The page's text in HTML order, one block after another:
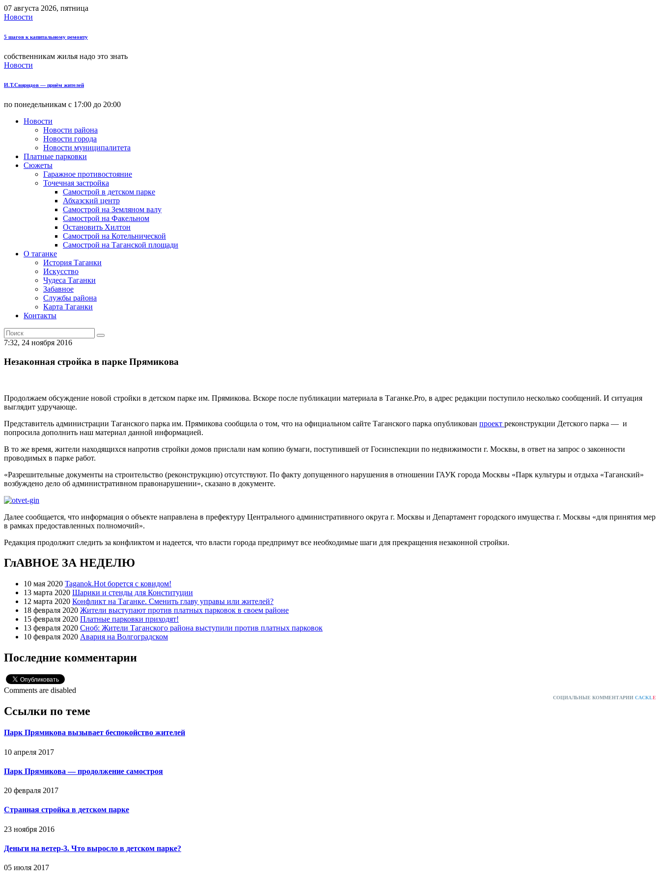
07 августа 2026, пятница
Новости
5 шагов к капитальному ремонту
собственникам жилья надо это знать
Новости
И.Т.Свиридов — приём жителей
по понедельникам с 17:00 до 20:00
Новости
Новости района
Новости города
Новости муниципалитета
Платные парковки
Сюжеты
Гаражное противостояние
Точечная застройка
Самострой в детском парке
Абхазский центр
Самострой на Земляном валу
Самострой на Факельном
Остановить Хилтон
Самострой на Котельнической
Самострой на Таганской площади
О таганке
История Таганки
Искусство
Чудеса Таганки
Забавное
Службы района
Карта Таганки
Контакты
7:32, 24 ноября 2016
Незаконная стройка в парке Прямикова
Продолжаем обсуждение новой стройки в детском парке им. Прямикова. Вскоре после публикации материала в Таганке.Pro, в адрес редакции поступило несколько сообщений. И ситуация
выглядит удручающе.
Представитель администрации Таганского парка им. Прямикова сообщила о том, что на официальном сайте Таганского парка опубликован проект реконструкции Детского парка — и
попросила дополнить наш материал данной информацией.
В то же время, жители находящихся напротив стройки домов прислали нам копию бумаги, поступившей от Госинспекции по недвижимости г. Москвы, в ответ на запрос о законности
проводимых в парке работ.
«Разрешительные документы на строительство (реконструкцию) отсутствуют. По факту допущенного нарушения в отношении ГАУК города Москвы «Парк культуры и отдыха «Таганский»
возбуждено дело об административном правонарушении», сказано в документе.
Далее сообщается, что информация о объекте направлена в префектуру Центрального административного округа г. Москвы и Департамент городского имущества г. Москвы «для принятия мер
в рамках предоставленных полномочий».
Редакция продолжит следить за конфликтом и надеется, что власти города предпримут все необходимые шаги для прекращения незаконной стройки.
ГлАВНОЕ ЗА НЕДЕЛЮ
10 мая 2020 Taganok.Hot борется с ковидом!
13 марта 2020 Шарики и стенды для Конституции
12 марта 2020 Конфликт на Таганке. Сменить главу управы или жителей?
18 февраля 2020 Жители выступают против платных парковок в своем районе
15 февраля 2020 Платные парковки приходят!
13 февраля 2020 Сноб: Жители Таганского района выступили против платных парковок
10 февраля 2020 Авария на Волгоградском
Последние комментарии
Comments are disabled
СОЦИАЛЬНЫЕ КОММЕНТАРИИ CACKLE
Ссылки по теме
Парк Прямикова вызывает беспокойство жителей
10 апреля 2017
Парк Прямикова — продолжение самостроя
20 февраля 2017
Странная стройка в детском парке
23 ноября 2016
Деньги на ветер-3. Что выросло в детском парке?
05 июля 2017